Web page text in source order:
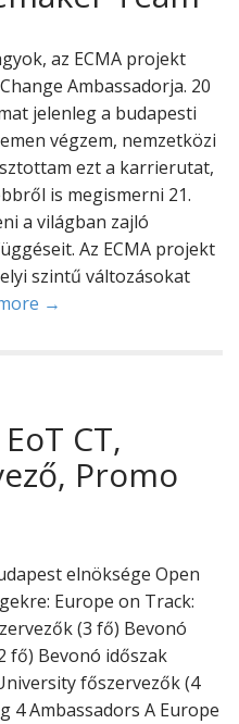
az ECMA projekt
Ambassadorja. 20
jelenleg a budapesti
végzem, nemzetközi
ezt a karrierutat,
is megismerni 21.
a világban zajló
Az ECMA projekt
szintű változásokat
→
CT,
Promo
elnöksége Open
Europe on Track:
(3 fő) Bevonó
fő) Bevonó időszak
főszervezők (4
4 Ambassadors A Europe